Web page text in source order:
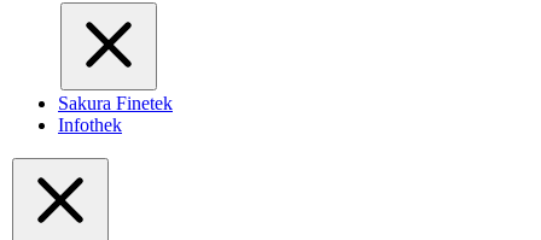
Sakura Finetek
Infothek